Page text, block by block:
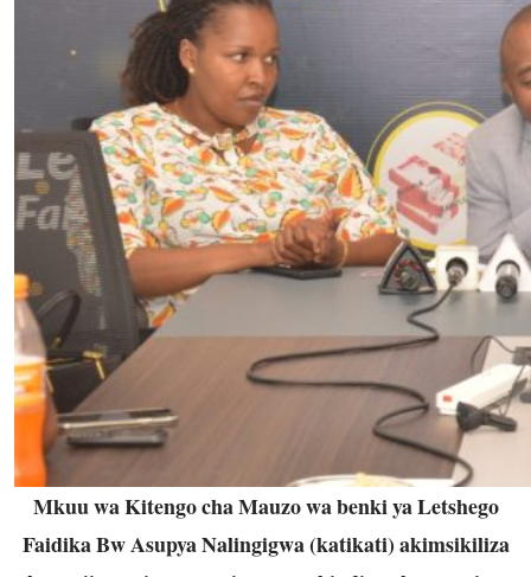
Mkuu wa Kitengo cha Mauzo wa benki ya Letshego
Faidika Bw Asupya Nalingigwa (katikati) akimsikiliza